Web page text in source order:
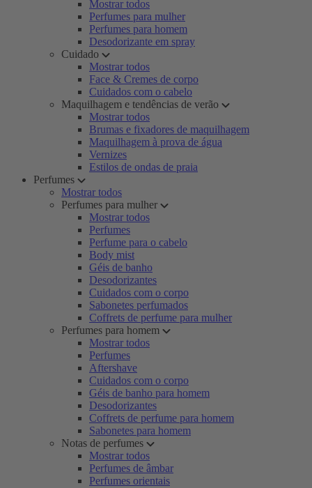
Mostrar todos
Perfumes para mulher
Perfumes para homem
Desodorizante em spray
Cuidado
Mostrar todos
Face & Cremes de corpo
Cuidados com o cabelo
Maquilhagem e tendências de verão
Mostrar todos
Brumas e fixadores de maquilhagem
Maquilhagem à prova de água
Vernizes
Estilos de ondas de praia
Perfumes
Mostrar todos
Perfumes para mulher
Mostrar todos
Perfumes
Perfume para o cabelo
Body mist
Géis de banho
Desodorizantes
Cuidados com o corpo
Sabonetes perfumados
Coffrets de perfume para mulher
Perfumes para homem
Mostrar todos
Perfumes
Aftershave
Cuidados com o corpo
Géis de banho para homem
Desodorizantes
Coffrets de perfume para homem
Sabonetes para homem
Notas de perfumes
Mostrar todos
Perfumes de âmbar
Perfumes orientais